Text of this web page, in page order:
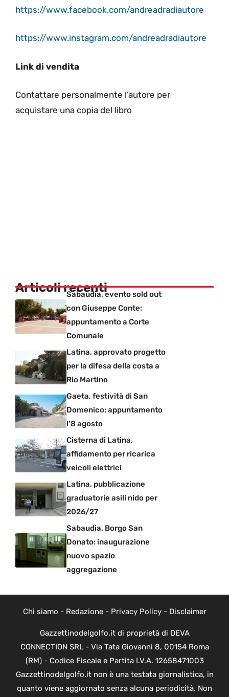
https://www.facebook.com/andreadradiautore
https://www.instagram.com/andreadradiautore
Link di vendita
Contattare personalmente l’autore per
acquistare una copia del libro
Articoli recentiSabaudia, evento sold out
con Giuseppe Conte:
appuntamento a Corte
Comunale
Latina, approvato progetto
per la difesa della costa a
Rio Martino
Gaeta, festività di San
Domenico: appuntamento
l’8 agosto
Cisterna di Latina,
affidamento per ricarica
veicoli elettrici
Latina, pubblicazione
graduatorie asili nido per
2026/27
Sabaudia, Borgo San
Donato: inaugurazione
nuovo spazio
aggregazione
Chi siamo - Redazione- Privacy Policy- Disclaimer
Gazzettinodelgolfo.it di proprietà di DEVA
CONNECTION SRL - Via Tata Giovanni 8, 00154 Roma
(RM) - Codice Fiscale e Partita I.V.A. 12658471003
Gazzettinodelgolfo.it non è una testata giornalistica, in
quanto viene aggiornato senza alcuna periodicità. Non